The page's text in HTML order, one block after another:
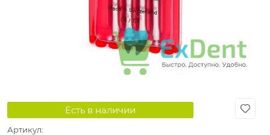
Есть в наличии
Артикул: